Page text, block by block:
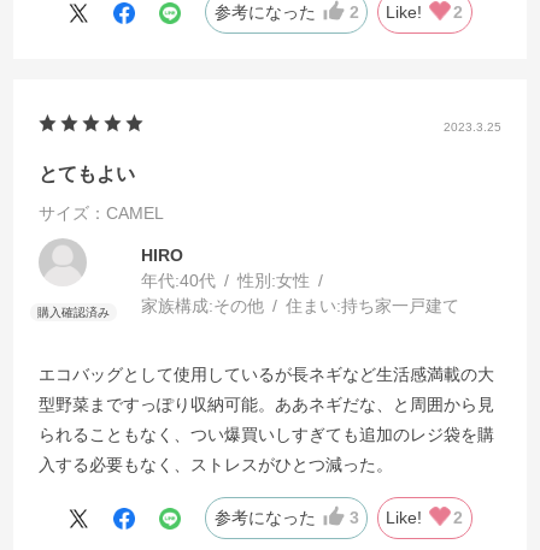
参考になった 2 Like! 2
2023.3.25
とてもよい
サイズ：CAMEL
HIRO
年代:40代 性別:女性
家族構成:その他 住まい:持ち家一戸建て
エコバッグとして使用しているが長ネギなど生活感満載の大
型野菜まですっぽり収納可能。ああネギだな、と周囲から見
られることもなく、つい爆買いしすぎても追加のレジ袋を購
入する必要もなく、ストレスがひとつ減った。
参考になった 3 Like! 2